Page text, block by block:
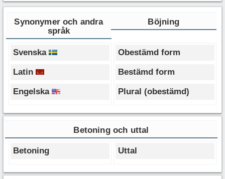
Synonymer och andra
språk
Böjning
Svenska
Latin
Engelska
Obestämd form
Bestämd form
Plural (obestämd)
Betoning och uttal
Betoning Uttal